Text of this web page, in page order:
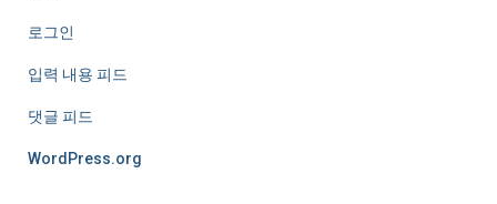
로그인
입력 내용 피드
댓글 피드
WordPress.org